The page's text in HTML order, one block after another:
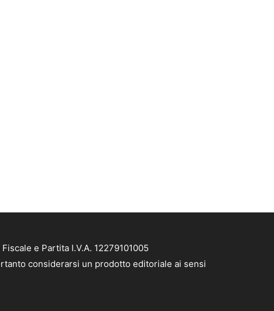
e Partita I.V.A. 12279101005
considerarsi un prodotto editoriale ai sensi